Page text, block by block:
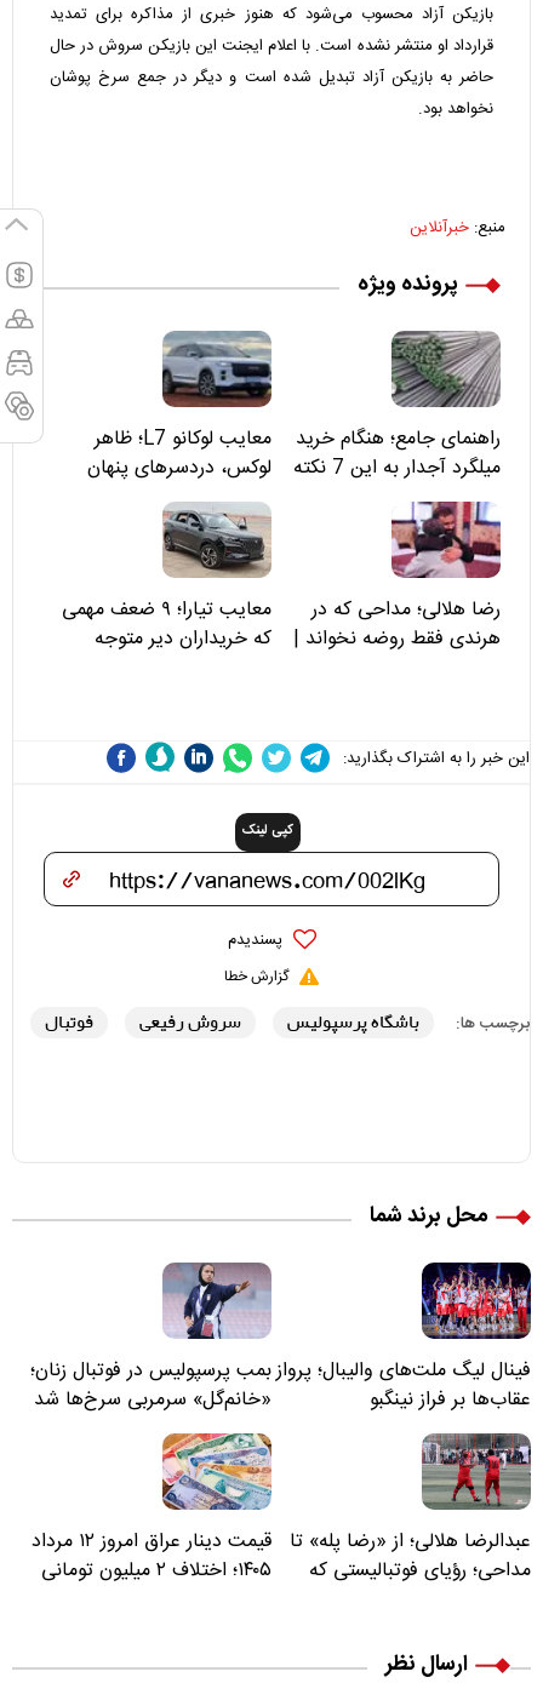
بازیکن آزاد محسوب می‌شود که هنوز خبری از مذاکره برای تمدید
قرارداد او منتشر نشده است. با اعلام ایجنت این بازیکن سروش در حال
حاضر به بازیکن آزاد تبدیل شده است و دیگر در جمع سرخ پوشان
نخواهد بود.
منبع: خبرآنلاین
پرونده ویژه
راهنمای جامع؛ هنگام خرید
میلگرد آجدار به این 7 نکته
توجه کنید
معایب لوکانو L7؛ ظاهر
لوکس، دردسرهای پنهان
رضا هلالی؛ مداحی که در
هرندی فقط روضه نخواند |
معایب تیارا؛ ۹ ضعف مهمی
که خریداران دیر متوجه
این خبر را به اشتراک بگذارید:
کپی لینک
پسندیدم
گزارش خطا
برچسب ها: باشگاه پرسپولیس سروش رفیعی فوتبال
محل برند شما
فینال لیگ ملت‌های والیبال؛ پرواز
عقاب‌ها بر فراز نینگبو
بمب پرسپولیس در فوتبال زنان؛
«خانم‌گل» سرمربی سرخ‌ها شد
عبدالرضا هلالی؛ از «رضا پله» تا
مداحی؛ رؤیای فوتبالیستی که
قیمت دینار عراق امروز ۱۲ مرداد
۱۴۰۵؛ اختلاف ۲ میلیون تومانی
ارسال نظر